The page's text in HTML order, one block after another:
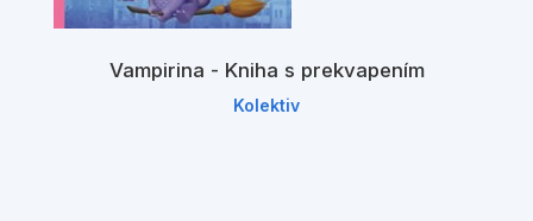
Vampirina - Kniha s prekvapením
Kolektiv